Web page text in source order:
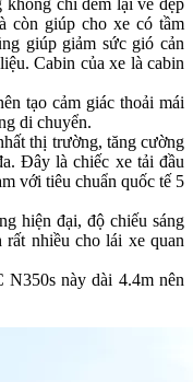
không chỉ đem lại vẻ đẹp
còn giúp cho xe có tầm
giúp giảm sức gió cản
Cabin của xe là cabin
tạo cảm giác thoải mái
di chuyển.
thị trường, tăng cường
Đây là chiếc xe tải đầu
với tiêu chuẩn quốc tế 5
hiện đại, độ chiếu sáng
nhiều cho lái xe quan
này dài 4.4m nên